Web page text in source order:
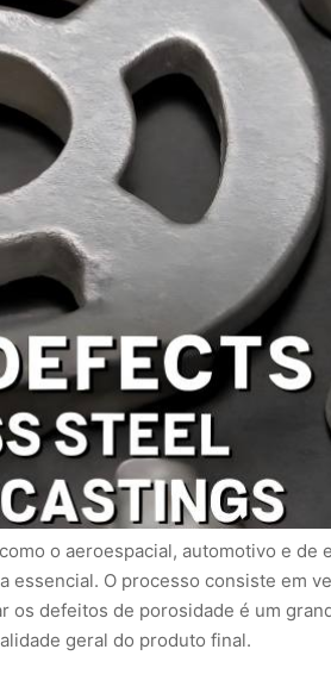
o aeroespacial, automotivo e de
essencial. O processo consiste em
os defeitos de porosidade é um
geral do produto final.